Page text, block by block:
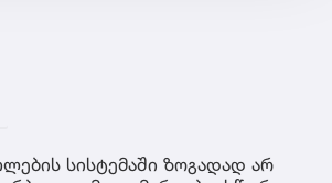
სისტემაში ზოგადად არ